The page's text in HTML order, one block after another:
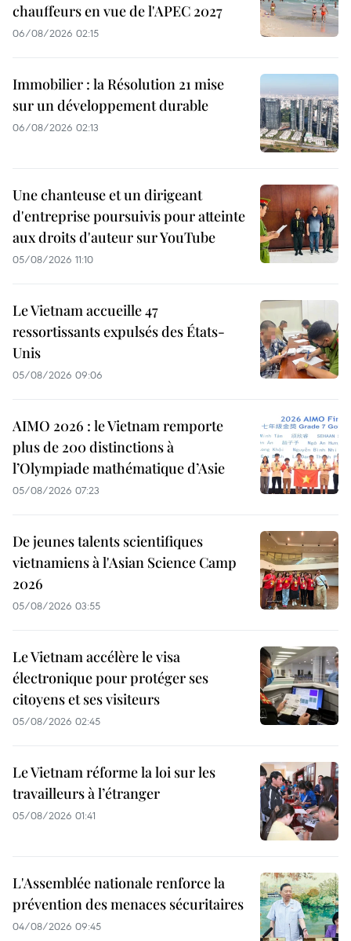
chauffeurs en vue de l'APEC 2027
06/08/2026 02:15
Immobilier : la Résolution 21 mise
sur un développement durable
06/08/2026 02:13
Une chanteuse et un dirigeant
d'entreprise poursuivis pour atteinte
aux droits d'auteur sur YouTube
05/08/2026 11:10
Le Vietnam accueille 47
ressortissants expulsés des États-
Unis
05/08/2026 09:06
AIMO 2026 : le Vietnam remporte
plus de 200 distinctions à
l’Olympiade mathématique d’Asie
05/08/2026 07:23
De jeunes talents scientifiques
vietnamiens à l'Asian Science Camp
2026
05/08/2026 03:55
Le Vietnam accélère le visa
électronique pour protéger ses
citoyens et ses visiteurs
05/08/2026 02:45
Le Vietnam réforme la loi sur les
travailleurs à l’étranger
05/08/2026 01:41
L'Assemblée nationale renforce la
prévention des menaces sécuritaires
04/08/2026 09:45